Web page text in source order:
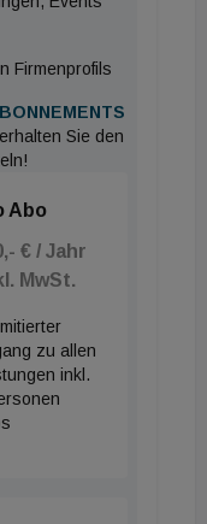
ausgelastet
Die im
ins Leben
viele neue
erwartet,
hohem Niveau
BIM hält und
eine
Times-
Firmenprofils
Sie den
Abo
€ / Jahr
MwSt.
zu allen
inkl.